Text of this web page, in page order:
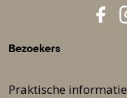
Bezoekers
Praktische informatie